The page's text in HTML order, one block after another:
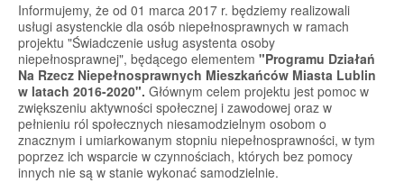
Informujemy, że od 01 marca 2017 r. będziemy realizowali
usługi asystenckie dla osób niepełnosprawnych w ramach
projektu "Świadczenie usług asystenta osoby
niepełnosprawnej", będącego elementem "Programu Działań
Na Rzecz Niepełnosprawnych Mieszkańców Miasta Lublin
w latach 2016-2020". Głównym celem projektu jest pomoc w
zwiększeniu aktywności społecznej i zawodowej oraz w
pełnieniu ról społecznych niesamodzielnym osobom o
znacznym i umiarkowanym stopniu niepełnosprawności, w tym
poprzez ich wsparcie w czynnościach, których bez pomocy
innych nie są w stanie wykonać samodzielnie.